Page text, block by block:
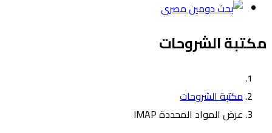
مكتبة الشروحات
مكتبة الشروحات
عرض المواد المحددة IMAP